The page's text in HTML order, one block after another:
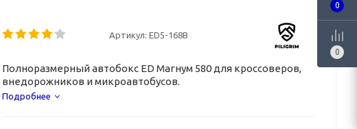
Артикул: ED5-168B
Полноразмерный автобокс ED Магнум 580 для кроссоверов,
внедорожников и микроавтобусов.
Подробнее
0
0